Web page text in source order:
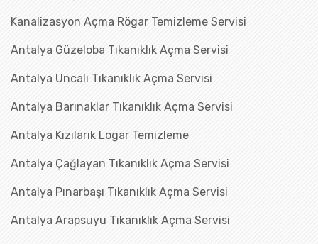
Kanalizasyon Açma Rögar Temizleme Servisi
Antalya Güzeloba Tıkanıklık Açma Servisi
Antalya Uncalı Tıkanıklık Açma Servisi
Antalya Barınaklar Tıkanıklık Açma Servisi
Antalya Kızılarık Logar Temizleme
Antalya Çağlayan Tıkanıklık Açma Servisi
Antalya Pınarbaşı Tıkanıklık Açma Servisi
Antalya Arapsuyu Tıkanıklık Açma Servisi